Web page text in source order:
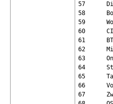
57	Die 6 besten Arten wieder aus dem Wald zu finden	70	17.05.2026 08:52:37	112.4	28
58	Bottroper 24-Stunden-Schicht	43	17.05.2026 07:31:50	114.4	27
59	Wolf Pack	2	17.05.2026 07:44:07	105.5	27
60	CI(S)OR Dream Team	65	17.05.2026 08:01:37	106	27
61	BTown	34	17.05.2026 08:15:53	106.6	27
62	Miriquidatori	6	17.05.2026 08:27:36	110.5	27
63	One Down, Five To Go	27	17.05.2026 08:28:36	110.9	27
64	Steinberger Steinzwerge	72	17.05.2026 08:40:46	108	27
65	Tatran 1	15	17.05.2026 08:41:23	108.1	27
66	Vom Flatowturm zum Fernsehturm	50	17.05.2026 08:58:06	106.6	27
67	Zwischen den Bergen	53	17.05.2026 07:25:21	101.5	26